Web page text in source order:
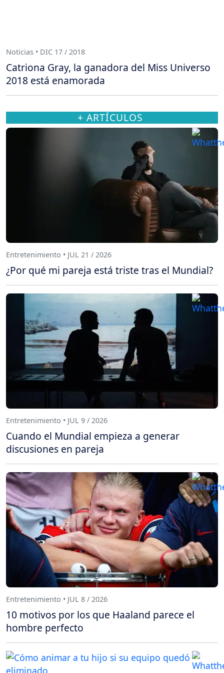
Noticias • DIC 17 / 2018
Catriona Gray, la ganadora del Miss Universo
2018 está enamorada
+ ARTÍCULOS
Entretenimiento • JUL 21 / 2026
¿Por qué mi pareja está triste tras el Mundial?
Entretenimiento • JUL 9 / 2026
Cuando el Mundial empieza a generar
discusiones en pareja
Entretenimiento • JUL 8 / 2026
10 motivos por los que Haaland parece el
hombre perfecto